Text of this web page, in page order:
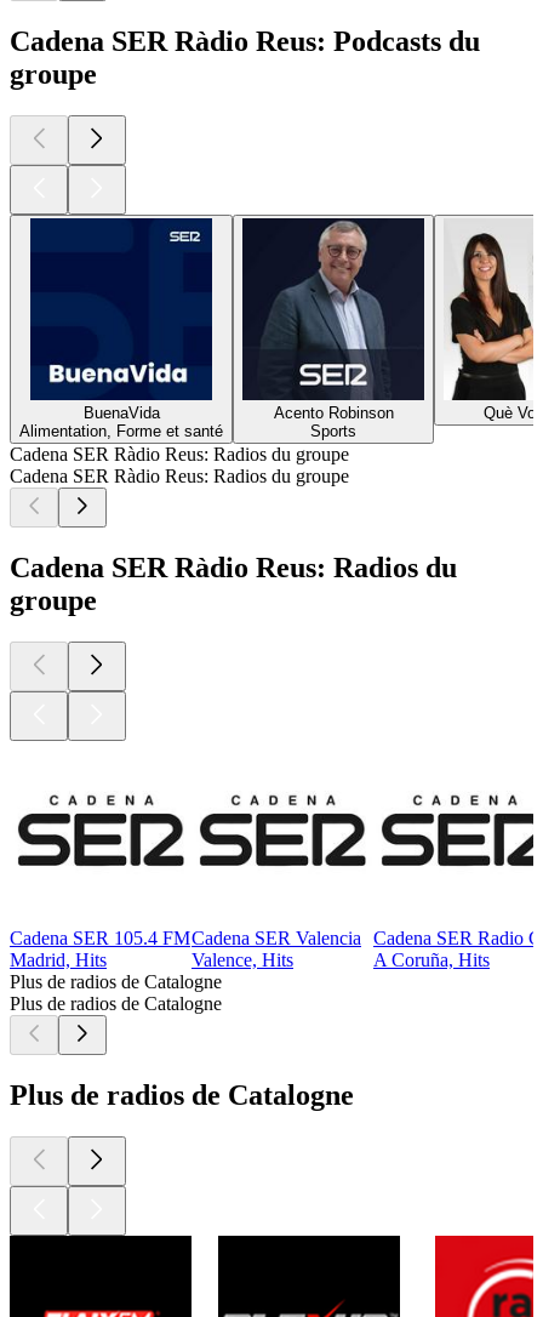
Cadena SER Ràdio Reus: Podcasts du
groupe
BuenaVida
Alimentation, Forme et santé
Acento Robinson
Sports
Què
Cadena SER Ràdio Reus: Radios du groupe
Cadena SER Ràdio Reus: Radios du groupe
Cadena SER Ràdio Reus: Radios du
groupe
Cadena SER 105.4 FM
Madrid, Hits
Cadena SER Valencia
Valence, Hits
Cadena SER Radio
A Coruña, Hits
Plus de radios de Catalogne
Plus de radios de Catalogne
Plus de radios de Catalogne